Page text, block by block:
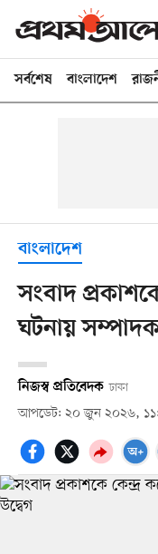
সর্বশেষ বাংলাদেশ
বাংলাদেশ
সংবাদ
ঘটনায়
নিজস্ব প্রতিবেদক ঢাকা
আপডেট: ২০ জুন ২০২৬,